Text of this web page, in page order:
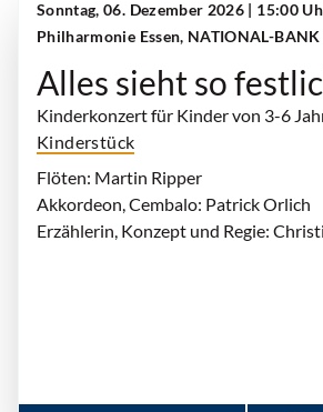
Sonntag, 06. Dezember 2026 | 15:00
Philharmonie Essen, NATIONAL-
Alles sieht so
Kinderkonzert für Kinder von 3-6
Kinderstück
Flöten: Martin Ripper
Akkordeon, Cembalo: Patrick Orlich
Erzählerin, Konzept und Regie: